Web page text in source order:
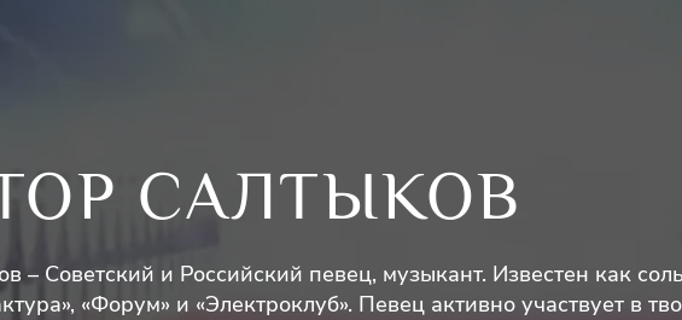
САЛТЫКОВ
– Советский и Российский певец, музыкант. Известен как
«Форум» и «Электроклуб». Певец активно участвует в